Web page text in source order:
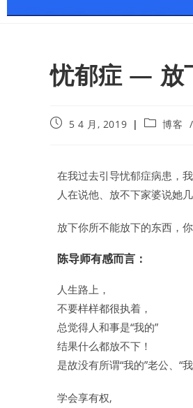
忧郁症 — 放
5 4 月, 2019 博客 /
在我过去引导忧郁症病患，
人在说他、放不下家婆说她
放下你所不能放下的东西，
陈导师有感而言：
人生路上，
不要样样都很执着，
总觉得人和事是“我的”
结果什么都放不下！
是故没有所谓“我的”老公、“我
学会享有权,